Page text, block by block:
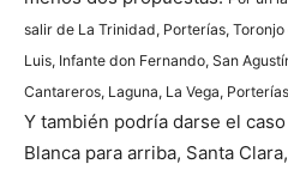
salir de La Trinidad, Porterías,
Luis, Infante don Fernando, San
Cantareros, Laguna, La Vega,
Y también podría darse el
Blanca para arriba, Santa